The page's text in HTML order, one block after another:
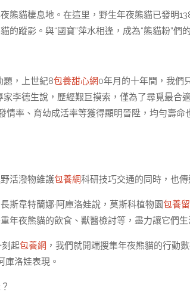
熊貓棲息地。在這里，野生年夜熊貓已發明
蹤影。與“國寶”萍水相逢，成為“熊貓粉”們
題，上世紀8包養甜心網0年月的十年間，我們
李德生說，歷經艱巨摸索，僅為了尋覓最合
情率、育幼成活率等獲得顯明晉陞，均勻壽
活潑物維護包養網科研技巧交通的同時，也
斯韋特蘭娜·阿庫洛娃說，莫斯科植物園包養
年夜熊貓的飲食、獸醫檢討等，盡力讓它們生
刻起包養網 ，我們就開端搜集年夜熊貓的行動
庫洛娃表現。